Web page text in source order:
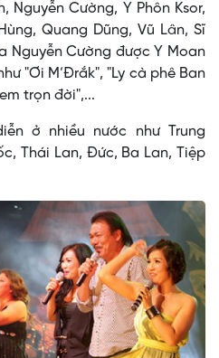
Nguyễn Cường, Y Phôn Ksor,
Quang Dũng, Vũ Lân, Sĩ
Nguyễn Cường được Y Moan
"Ơi M’Đrắk", "Ly cà phê Ban
trọn đời",...
ở nhiều nước như Trung
Thái Lan, Đức, Ba Lan, Tiệp